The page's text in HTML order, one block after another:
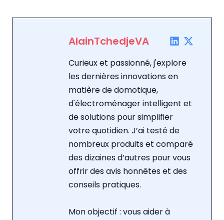
AlainTchedjeVA
Curieux et passionné, j'explore
les dernières innovations en
matière de domotique,
d'électroménager intelligent et
de solutions pour simplifier
votre quotidien. J’ai testé de
nombreux produits et comparé
des dizaines d’autres pour vous
offrir des avis honnêtes et des
conseils pratiques.
Mon objectif : vous aider à